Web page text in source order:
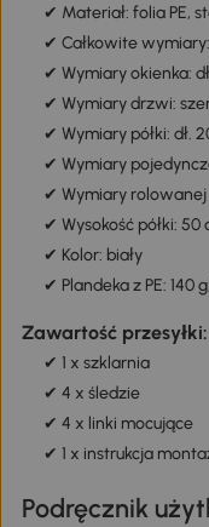
✔ Materiał: folia PE,
✔ Całkowite wymiary:
✔ Wymiary okienka:
✔ Wymiary drzwi:
✔ Wymiary półki: dł.
✔ Wymiary
✔ Wymiary rolowanej
✔ Wysokość półki: 50
✔ Kolor: biały
✔ Plandeka z PE: 140
Zawartość przesyłki:
✔ 1 x szklarnia
✔ 4 x śledzie
✔ 4 x linki mocujące
✔ 1 x instrukcja
Podręcznik